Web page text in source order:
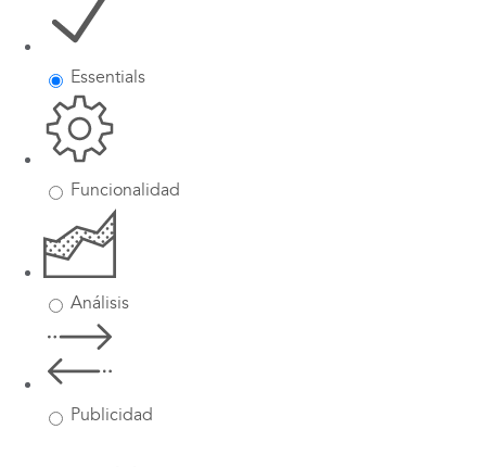
Essentials
Funcionalidad
Análisis
Publicidad